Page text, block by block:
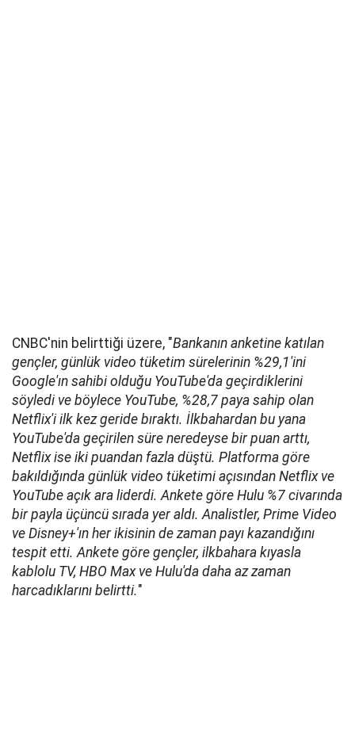
CNBC'nin belirttiği üzere, "Bankanın anketine katılan
gençler, günlük video tüketim sürelerinin %29,1'ini
Google'ın sahibi olduğu YouTube'da geçirdiklerini
söyledi ve böylece YouTube, %28,7 paya sahip olan
Netflix'i ilk kez geride bıraktı. İlkbahardan bu yana
YouTube'da geçirilen süre neredeyse bir puan arttı,
Netflix ise iki puandan fazla düştü. Platforma göre
bakıldığında günlük video tüketimi açısından Netflix ve
YouTube açık ara liderdi. Ankete göre Hulu %7 civarında
bir payla üçüncü sırada yer aldı. Analistler, Prime Video
ve Disney+'ın her ikisinin de zaman payı kazandığını
tespit etti. Ankete göre gençler, ilkbahara kıyasla
kablolu TV, HBO Max ve Hulu'da daha az zaman
harcadıklarını belirtti."